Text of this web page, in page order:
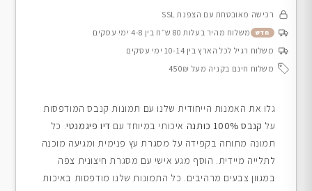
רכישה מאובטחת עם הצפנת SSL
חדש
משלוח מהיר בעלות 80 ש״ח בין 4-8 ימי עסקים
משלוח רגיל לכל הארץ בין 10-14 ימי עסקים
משלוח חינם בקניה מעל 450₪
גלו את האמנות הייחודית שלנו עם תמונות קנבס המודפסות
על קנבס 100% כותנה איכותי במיוחד עם דיו פיגמנטי. כל
תמונה מתוחה בקפידה על מסגרת עץ פנימית ומגיעה מוכנה
לתלייה מיידית. הוסף מגע אישי עם מסגרת חיצונית צפה
במגוון צבעים מרהיבים. כל התמונות שלנו מודפסות באיכות